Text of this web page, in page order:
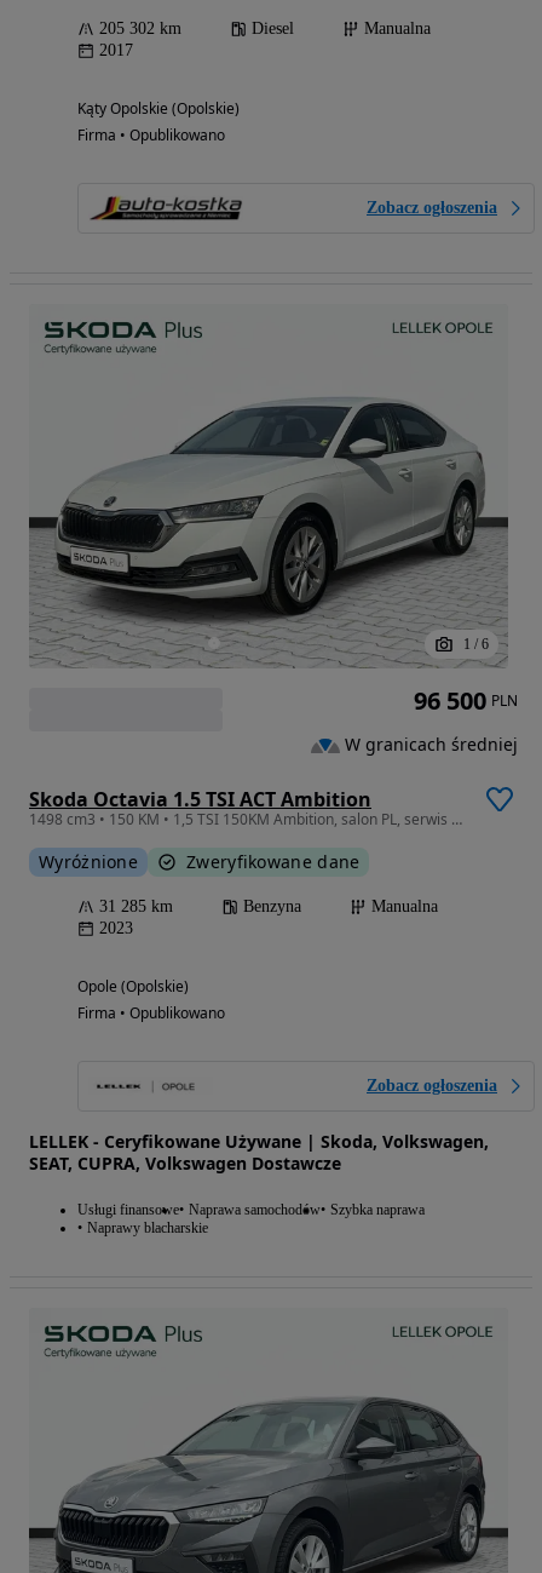
205 302 km Diesel
Manualna
2017
Kąty Opolskie (Opolskie)
Firma • Opublikowano
Zobacz ogłoszenia
1 / 6
Skoda Octavia 1.5 TSI ACT Ambition
1498 cm3 • 150 KM • 1,5 TSI 150KM Ambition, salon PL, serwis ASO
Wyróżnione Zweryfikowane dane
31 285 km Benzyna
Manualna
2023
Opole (Opolskie)
Firma • Opublikowano
Zobacz ogłoszenia
LELLEK - Ceryfikowane Używane | Skoda, Volkswagen,
SEAT, CUPRA, Volkswagen Dostawcze
Usługi finansowe Naprawa samochodów Szybka naprawa
Naprawy blacharskie
96 500 PLN
W granicach średniej